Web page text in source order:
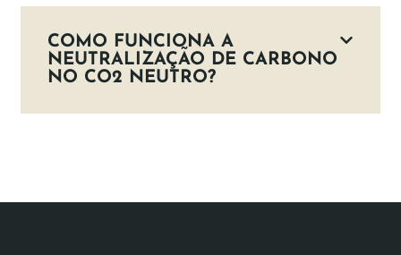
COMO FUNCIONA A
NEUTRALIZAÇÃO DE CARBONO
NO CO2 NEUTRO?